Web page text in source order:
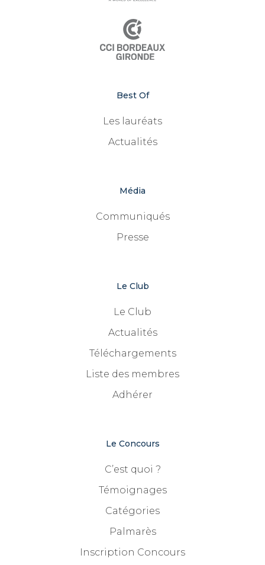
Best Of
Les lauréats
Actualités
Média
Communiqués
Presse
Le Club
Le Club
Actualités
Téléchargements
Liste des membres
Adhérer
Le Concours
C’est quoi ?
Témoignages
Catégories
Palmarès
Inscription Concours